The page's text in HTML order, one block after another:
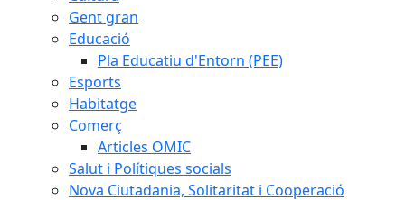
Gent gran
Educació
Pla Educatiu d'Entorn (PEE)
Esports
Habitatge
Comerç
Articles OMIC
Salut i Polítiques socials
Nova Ciutadania, Solitaritat i Cooperació